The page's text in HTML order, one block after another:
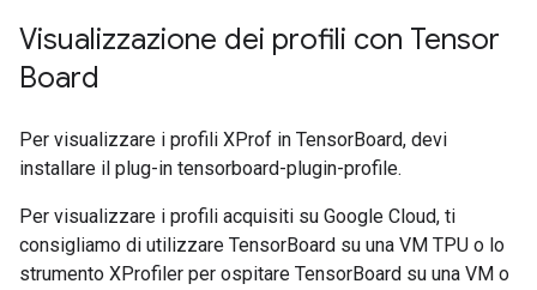
Visualizzazione dei profili con Tensor
Board
Per visualizzare i profili XProf in TensorBoard, devi
installare il plug-in tensorboard-plugin-profile.
Per visualizzare i profili acquisiti su Google Cloud, ti
consigliamo di utilizzare TensorBoard su una VM TPU o lo
strumento XProfiler per ospitare TensorBoard su una VM o